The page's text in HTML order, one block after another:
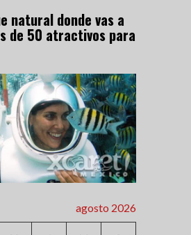
natural donde vas a
de 50 atractivos para
agosto 2026